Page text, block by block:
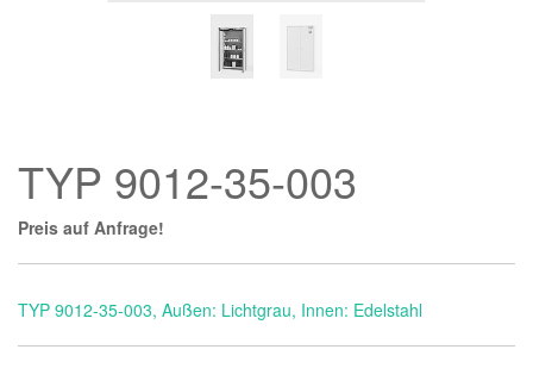
TYP 9012-35-003
Preis auf Anfrage!
TYP 9012-35-003, Außen: Lichtgrau, Innen: Edelstahl